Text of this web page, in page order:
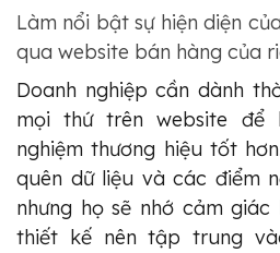
Làm nổi bật sự hiện diện
qua website bán hàng của
Doanh nghiệp cần dành
mọi thứ trên website để
nghiệm thương hiệu tốt
quên dữ liệu và các điểm
nhưng họ sẽ nhớ cảm
thiết kế nên tập trung